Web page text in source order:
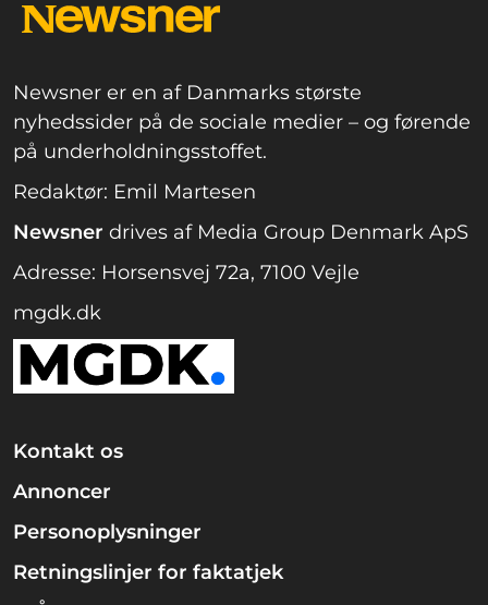
Newsner er en af Danmarks største
nyhedssider på de sociale medier – og førende
på underholdningsstoffet.
Redaktør: Emil Martesen
Newsner drives af Media Group Denmark ApS
Adresse: Horsensvej 72a, 7100 Vejle
mgdk.dk
Kontakt os
Annoncer
Personoplysninger
Retningslinjer for faktatjek